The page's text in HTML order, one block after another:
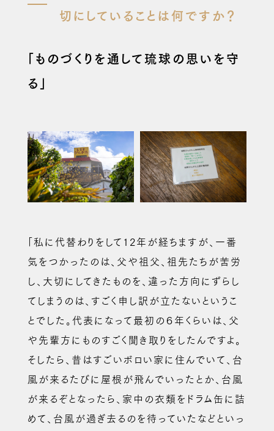
切にしていることは何ですか？
「ものづくりを通して琉球の思いを守
る」
「私に代替わりをして12年が経ちますが、一番
気をつかったのは、父や祖父、祖先たちが苦労
し、大切にしてきたものを、違った方向にずらし
てしまうのは、すごく申し訳が立たないというこ
とでした。代表になって最初の６年くらいは、父
や先輩方にものすごく聞き取りをしたんですよ。
そしたら、昔はすごいボロい家に住んでいて、台
風が来るたびに屋根が飛んでいったとか、台風
が来るぞとなったら、家中の衣類をドラム缶に詰
めて、台風が過ぎ去るのを待っていたなどといっ